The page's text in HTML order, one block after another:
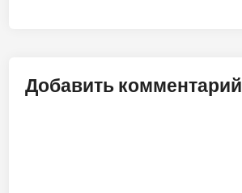
Добавить комментарий